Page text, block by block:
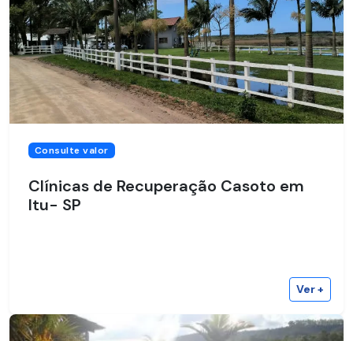
Consulte valor
Clínicas de Recuperação Casoto em
Itu- SP
Ver +